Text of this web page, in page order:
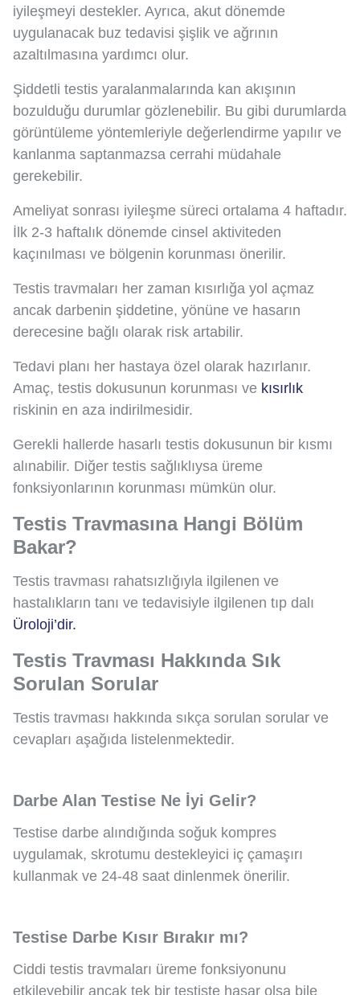
iyileşmeyi destekler. Ayrıca, akut dönemde
uygulanacak buz tedavisi şişlik ve ağrının
azaltılmasına yardımcı olur.
Şiddetli testis yaralanmalarında kan akışının
bozulduğu durumlar gözlenebilir. Bu gibi durumlarda
görüntüleme yöntemleriyle değerlendirme yapılır ve
kanlanma saptanmazsa cerrahi müdahale
gerekebilir.
Ameliyat sonrası iyileşme süreci ortalama 4 haftadır.
İlk 2-3 haftalık dönemde cinsel aktiviteden
kaçınılması ve bölgenin korunması önerilir.
Testis travmaları her zaman kısırlığa yol açmaz
ancak darbenin şiddetine, yönüne ve hasarın
derecesine bağlı olarak risk artabilir.
Tedavi planı her hastaya özel olarak hazırlanır.
Amaç, testis dokusunun korunması ve kısırlık
riskinin en aza indirilmesidir.
Gerekli hallerde hasarlı testis dokusunun bir kısmı
alınabilir. Diğer testis sağlıklıysa üreme
fonksiyonlarının korunması mümkün olur.
Testis Travmasına Hangi Bölüm
Bakar?
Testis travması rahatsızlığıyla ilgilenen ve
hastalıkların tanı ve tedavisiyle ilgilenen tıp dalı
Üroloji’dir.
Testis Travması Hakkında Sık
Sorulan Sorular
Testis travması hakkında sıkça sorulan sorular ve
cevapları aşağıda listelenmektedir.
Darbe Alan Testise Ne İyi Gelir?
Testise darbe alındığında soğuk kompres
uygulamak, skrotumu destekleyici iç çamaşırı
kullanmak ve 24-48 saat dinlenmek önerilir.
Testise Darbe Kısır Bırakır mı?
Ciddi testis travmaları üreme fonksiyonunu
etkileyebilir ancak tek bir testiste hasar olsa bile